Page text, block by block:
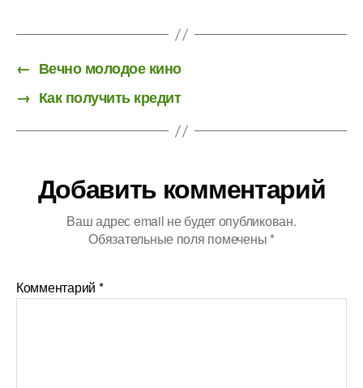
← Вечно молодое кино
→ Как получить кредит
Добавить комментарий
Ваш адрес email не будет опубликован.
Обязательные поля помечены *
Комментарий *